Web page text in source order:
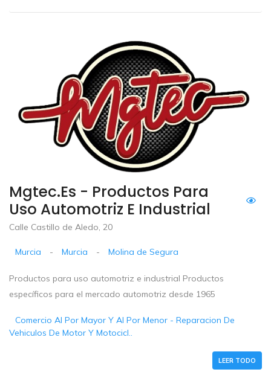
Mgtec.es - Productos Para
Uso Automotriz E Industrial
Calle Castillo de Aledo, 20
Murcia - Murcia - Molina de Segura
Productos para uso automotriz e industrial Productos
específicos para el mercado automotriz desde 1965
Comercio Al Por Mayor Y Al Por Menor - Reparacion De
Vehiculos De Motor Y Motocicl..
LEER TODO